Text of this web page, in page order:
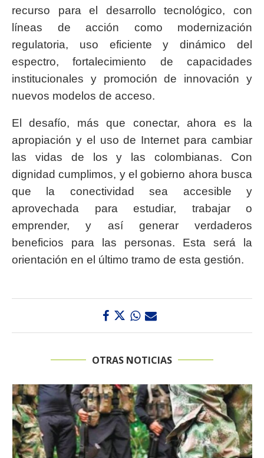
recurso para el desarrollo tecnológico, con
líneas de acción como modernización
regulatoria, uso eficiente y dinámico del
espectro, fortalecimiento de capacidades
institucionales y promoción de innovación y
nuevos modelos de acceso.
El desafío, más que conectar, ahora es la
apropiación y el uso de Internet para cambiar
las vidas de los y las colombianas. Con
dignidad cumplimos, y el gobierno ahora busca
que la conectividad sea accesible y
aprovechada para estudiar, trabajar o
emprender, y así generar verdaderos
beneficios para las personas. Esta será la
orientación en el último tramo de esta gestión.
OTRAS NOTICIAS